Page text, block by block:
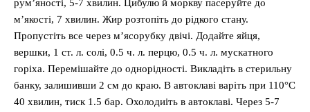
рум’яності, 5-7 хвилин. Цибулю й моркву пасеруйте до
м’якості, 7 хвилин. Жир розтопіть до рідкого стану.
Пропустіть все через м’ясорубку двічі. Додайте яйця,
вершки, 1 ст. л. солі, 0.5 ч. л. перцю, 0.5 ч. л. мускатного
горіха. Перемішайте до однорідності. Викладіть в стерильну
банку, залишивши 2 см до краю. В автоклаві варіть при 110°C
40 хвилин, тиск 1.5 бар. Охолодиіть в автоклаві. Через 5-7